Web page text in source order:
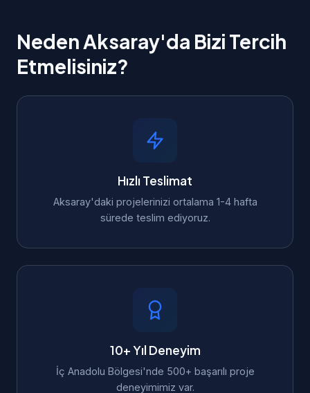
Neden Aksaray'da Bizi Tercih
Etmelisiniz?
Hızlı Teslimat
Aksaray'daki projelerinizi ortalama 1-4 hafta
sürede teslim ediyoruz.
10+ Yıl Deneyim
İç Anadolu Bölgesi'nde 500+ başarılı proje
deneyimimiz var.